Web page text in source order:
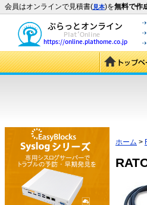
会員はオンラインで見積書(見本)を無料で作
ホーム >